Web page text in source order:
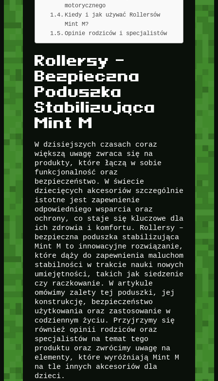
motorycznego
Kiedy i jak używać Rollersów
Mint M?
Opinie rodziców i specjalistów
Rollersy –
Bezpieczna
Poduszka
Stabilizująca
Mint M
W dzisiejszych czasach coraz
większą uwagę zwraca się na
produkty, które łączą w sobie
funkcjonalność oraz
bezpieczeństwo. W świecie
dziecięcych akcesoriów szczególnie
istotne jest zapewnienie
odpowiedniego wsparcia oraz
ochrony, co staje się kluczowe dla
ich zdrowia i komfortu. Rollersy –
bezpieczna poduszka stabilizująca
Mint M to innowacyjne rozwiązanie,
które dąży do zapewnienia maluchom
stabilności w trakcie nauki nowych
umiejętności, takich jak siedzenie
czy raczkowanie. W artykule
omówimy zalety tej poduszki, jej
konstrukcję, bezpieczeństwo
użytkowania oraz zastosowanie w
codziennym życiu. Przyjrzymy się
również opinii rodziców oraz
specjalistów na temat tego
produktu oraz zwrócimy uwagę na
elementy, które wyróżniają Mint M
na tle innych akcesoriów dla
dzieci.